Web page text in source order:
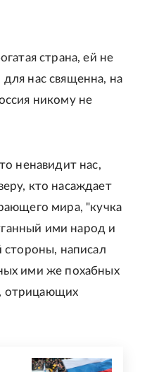
страна, ей не
нас священна, на
никому не
ненавидит нас,
кто насаждает
мира, "кучка
ими народ и
стороны, написал
ими же похабных
отрицающих